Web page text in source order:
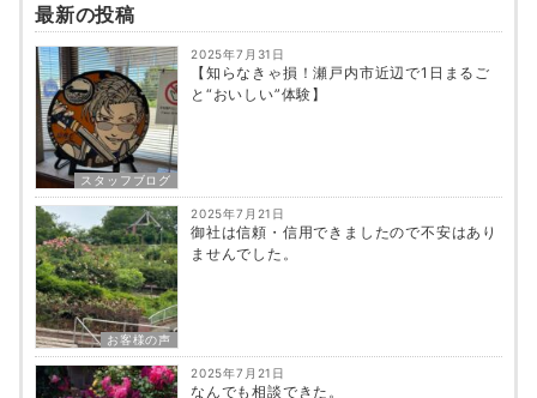
最新の投稿
スタッフブログ
2025年7月31日
【知らなきゃ損！瀬戸内市近辺で1日まるご
と“おいしい”体験】
お客様の声
2025年7月21日
御社は信頼・信用できましたので不安はあり
ませんでした。
2025年7月21日
なんでも相談できた。